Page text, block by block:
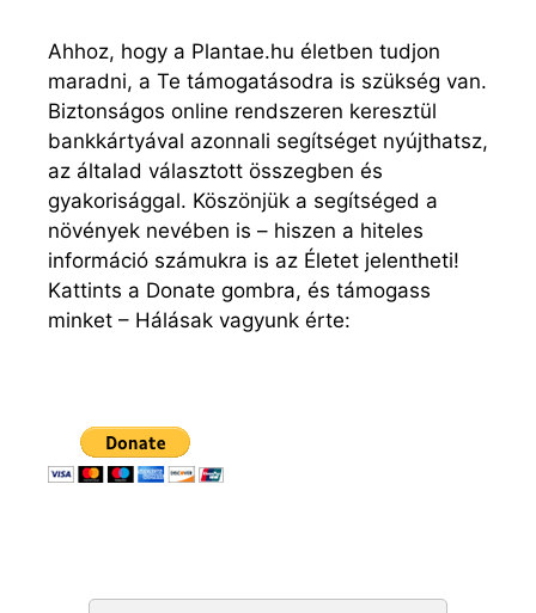
Ahhoz, hogy a Plantae.hu életben tudjon
maradni, a Te támogatásodra is szükség van.
Biztonságos online rendszeren keresztül
bankkártyával azonnali segítséget nyújthatsz,
az általad választott összegben és
gyakorisággal. Köszönjük a segítséged a
növények nevében is – hiszen a hiteles
információ számukra is az Életet jelentheti!
Kattints a Donate gombra, és támogass
minket – Hálásak vagyunk érte: